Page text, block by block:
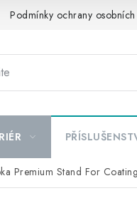
Podmínky ochrany osobních
Premium Stand For